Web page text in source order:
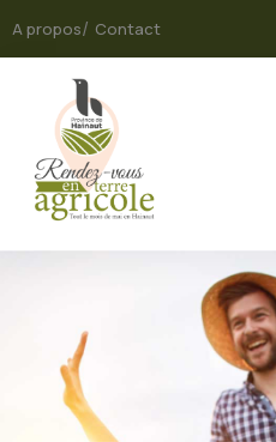
A propos Contact